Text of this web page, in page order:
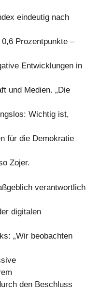
eindeutig nach
Prozentpunkte –
Entwicklungen in
und Medien. „Die
Wichtig ist,
für die Demokratie
Zojer.
verantwortlich
digitalen
„Wir beobachten
den Beschluss